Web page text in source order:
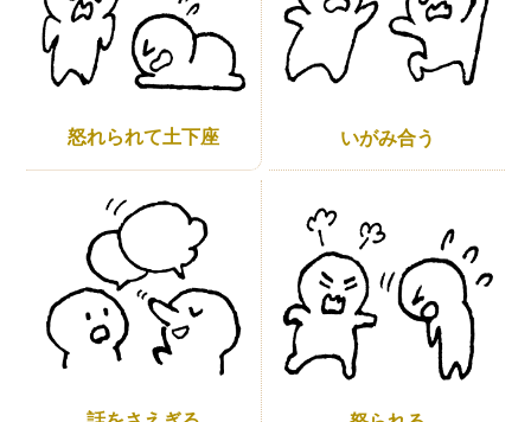
怒れられて土下座 いがみ合う